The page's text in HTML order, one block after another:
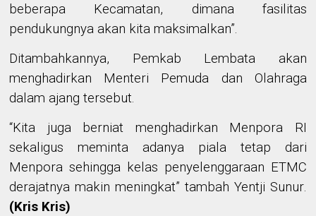
beberapa Kecamatan, dimana fasilitas
pendukungnya akan kita maksimalkan”.
Ditambahkannya, Pemkab Lembata akan
menghadirkan Menteri Pemuda dan Olahraga
dalam ajang tersebut.
“Kita juga berniat menghadirkan Menpora RI
sekaligus meminta adanya piala tetap dari
Menpora sehingga kelas penyelenggaraan ETMC
derajatnya makin meningkat” tambah Yentji Sunur.
(Kris Kris)